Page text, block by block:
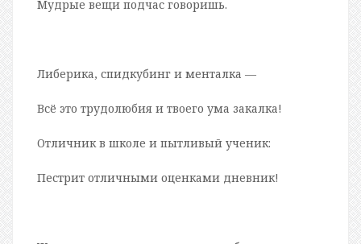
Мудрые вещи подчас говоришь.
Либерика, спидкубинг и менталка —
Всё это трудолюбия и твоего ума закалка!
Отличник в школе и пытливый ученик:
Пестрит отличными оценками дневник!